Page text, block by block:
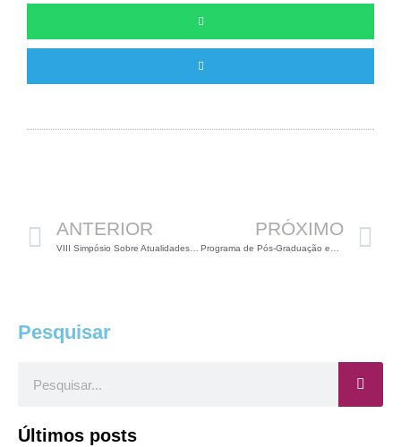
ANTERIOR
VIII Simpósio Sobre Atualidades em Fitopatologia
PRÓXIMO
Programa de Pós-Graduação em Educação para a Ciência da Unesp
Pesquisar
Últimos posts